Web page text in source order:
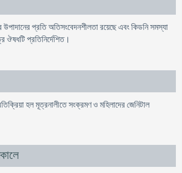
প্রতি অতিসংবেদনশীলতা রয়েছে এবং কিডনি সমস্যা
ঔষধটি প্রতিনির্দেশিত।
হল মূত্রনালীতে সংক্রমণ ও মহিলাদের জেনিটাল